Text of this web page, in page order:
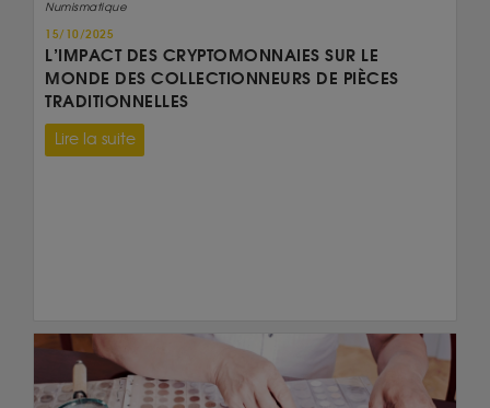
Numismatique
15/10/2025
L’IMPACT DES CRYPTOMONNAIES SUR LE
MONDE DES COLLECTIONNEURS DE PIÈCES
TRADITIONNELLES
Lire la suite